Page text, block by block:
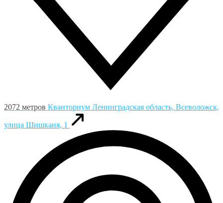
2072 метров Кванториум Ленинградская область, Всеволожск,
улица Шишканя, 1